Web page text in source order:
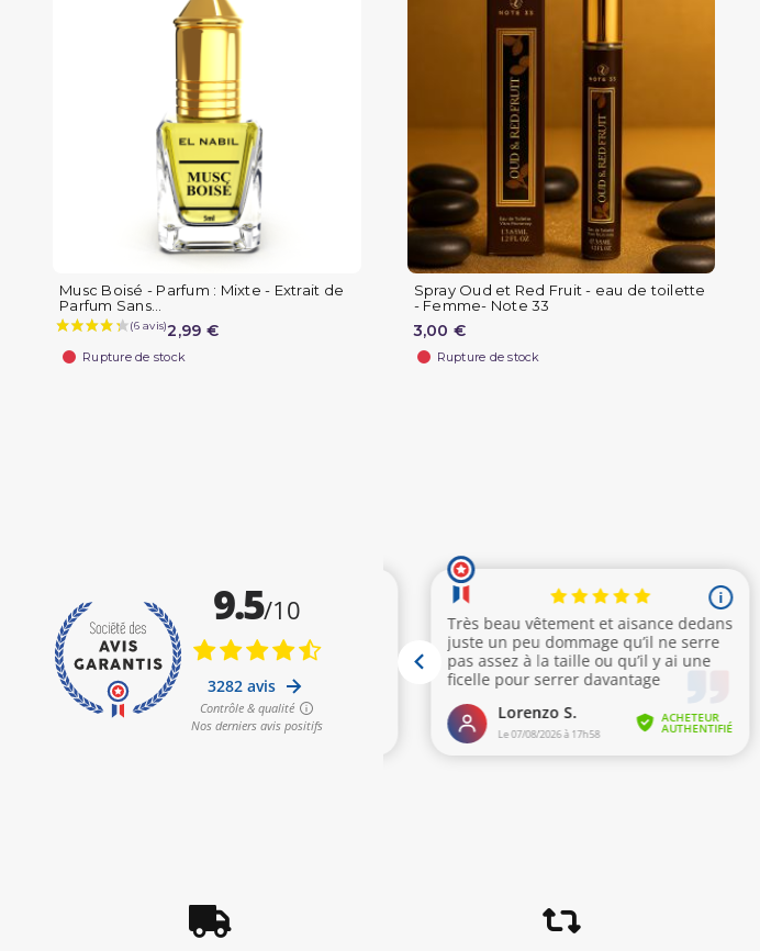
Musc Boisé - Parfum : Mixte - Extrait de
Parfum Sans...
2,99 €
Rupture de stock
Spray Oud et Red Fruit - eau de toilette
- Femme- Note 33
3,00 €
Rupture de stock